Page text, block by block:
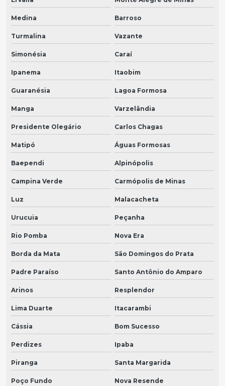
Medina Barroso
Turmalina Vazante
Simonésia Caraí
Ipanema Itaobim
Guaranésia Lagoa Formosa
Manga Varzelândia
Presidente Olegário Carlos Chagas
Matipó Águas Formosas
Baependi Alpinópolis
Campina Verde Carmópolis de Minas
Luz Malacacheta
Urucuia Peçanha
Rio Pomba Nova Era
Borda da Mata São Domingos do Prata
Padre Paraíso Santo Antônio do Amparo
Arinos Resplendor
Lima Duarte Itacarambi
Cássia Bom Sucesso
Perdizes Ipaba
Piranga Santa Margarida
Poço Fundo Nova Resende